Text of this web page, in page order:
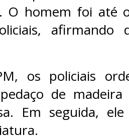
O homem foi até
afirmando
os policiais
de
Em seguida,